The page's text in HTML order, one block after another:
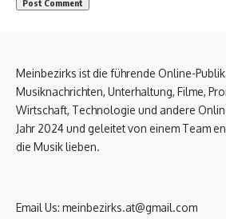
Meinbezirks ist die führende Online-
Musiknachrichten, Unterhaltung, Filme,
Wirtschaft, Technologie und andere
Jahr 2024 und geleitet von einem Team
die Musik lieben.
Email Us: meinbezirks.at@gmail.com